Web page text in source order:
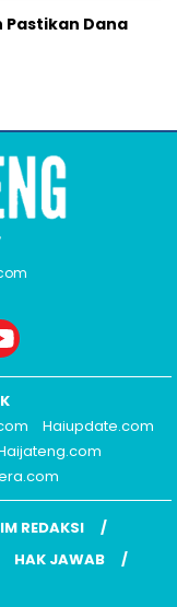
Pastikan Dana
Haiupdate.com
REDAKSI
HAK JAWAB